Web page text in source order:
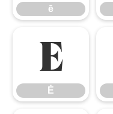
ē
Ė
Ė